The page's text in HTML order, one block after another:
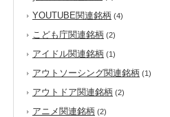
YOUTUBE関連銘柄 (4)
こども庁関連銘柄 (2)
アイドル関連銘柄 (1)
アウトソーシング関連銘柄 (1)
アウトドア関連銘柄 (2)
アニメ関連銘柄 (2)